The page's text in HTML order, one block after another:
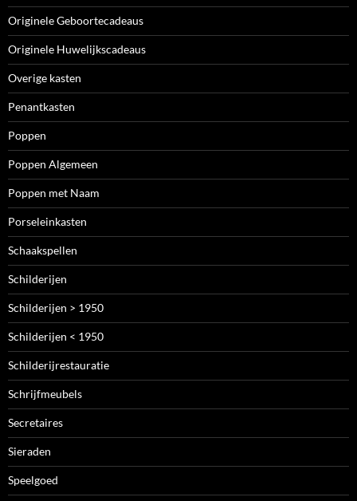
Originele Geboortecadeaus
Originele Huwelijkscadeaus
Overige kasten
Penantkasten
Poppen
Poppen Algemeen
Poppen met Naam
Porseleinkasten
Schaakspellen
Schilderijen
Schilderijen > 1950
Schilderijen < 1950
Schilderijrestauratie
Schrijfmeubels
Secretaires
Sieraden
Speelgoed